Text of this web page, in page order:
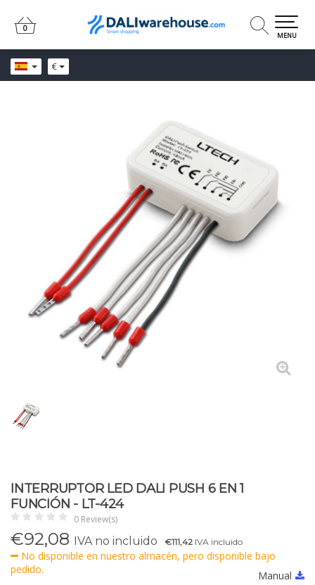
€
0
0
MENU
INTERRUPTOR LED DALI PUSH 6 EN 1
FUNCIÓN - LT-424
0 Review(s)
€92,08 IVA no incluido €111,42 IVA incluido
No disponible en nuestro almacén, pero disponible bajo
pedido.
Manual